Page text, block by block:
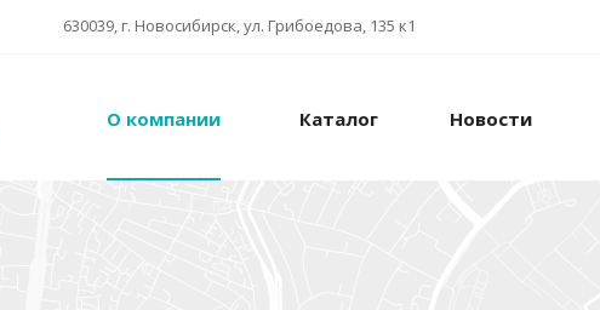
630039, г. Новосибирск, ул. Грибоедова, 135 к1
О компании Каталог Новости